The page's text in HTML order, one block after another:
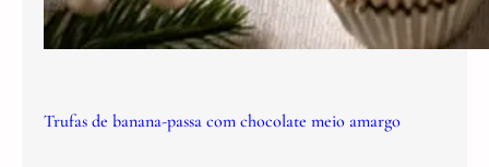
Trufas de banana-passa com chocolate meio amargo